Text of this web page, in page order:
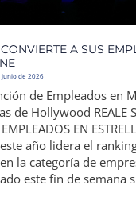
A SUS
junio de 2026
de Empleados en
de Hollywood REALE
EN
año lidera el
la categoría de
este fin de semana